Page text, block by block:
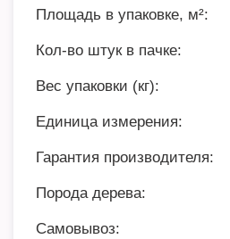
Площадь в упаковке, м²:
Кол-во штук в пачке:
Вес упаковки (кг):
Единица измерения:
Гарантия производителя:
Порода дерева:
Самовывоз: